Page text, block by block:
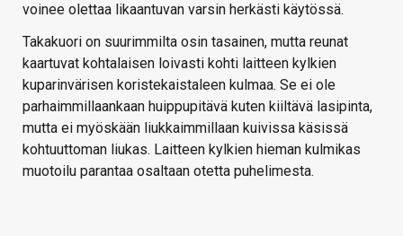
voinee olettaa likaantuvan varsin herkästi käytössä.
Takakuori on suurimmilta osin tasainen, mutta reunat
kaartuvat kohtalaisen loivasti kohti laitteen kylkien
kuparinvärisen koristekaistaleen kulmaa. Se ei ole
parhaimmillaankaan huippupitävä kuten kiiltävä lasipinta,
mutta ei myöskään liukkaimmillaan kuivissa käsissä
kohtuuttoman liukas. Laitteen kylkien hieman kulmikas
muotoilu parantaa osaltaan otetta puhelimesta.